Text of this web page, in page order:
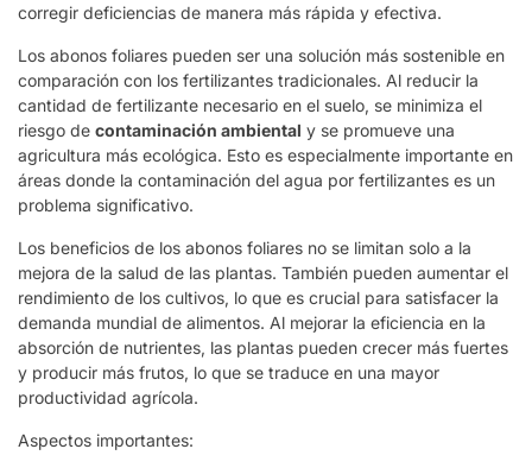
corregir deficiencias de manera más rápida y efectiva.
Los abonos foliares pueden ser una solución más sostenible en
comparación con los fertilizantes tradicionales. Al reducir la
cantidad de fertilizante necesario en el suelo, se minimiza el
riesgo de contaminación ambiental y se promueve una
agricultura más ecológica. Esto es especialmente importante en
áreas donde la contaminación del agua por fertilizantes es un
problema significativo.
Los beneficios de los abonos foliares no se limitan solo a la
mejora de la salud de las plantas. También pueden aumentar el
rendimiento de los cultivos, lo que es crucial para satisfacer la
demanda mundial de alimentos. Al mejorar la eficiencia en la
absorción de nutrientes, las plantas pueden crecer más fuertes
y producir más frutos, lo que se traduce en una mayor
productividad agrícola.
Aspectos importantes: